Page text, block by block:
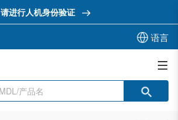
请进行人机身份验证
语言